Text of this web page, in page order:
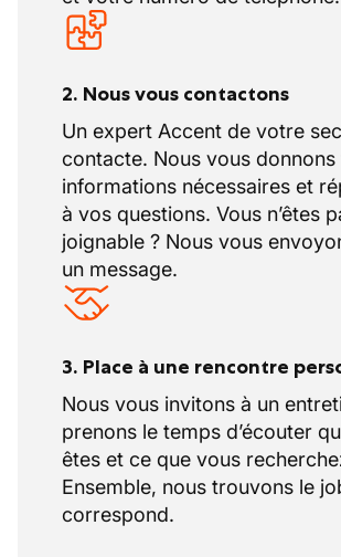
2. Nous vous contactons
Un expert Accent de votre
contacte. Nous vous donnons
informations nécessaires et
à vos questions. Vous n’êtes
joignable ? Nous vous
un message.
3. Place à une rencontre
Nous vous invitons à un
prenons le temps d’écouter
êtes et ce que vous
Ensemble, nous trouvons le
correspond.